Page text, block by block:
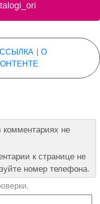
О
комментариях не
к странице не
номер телефона.